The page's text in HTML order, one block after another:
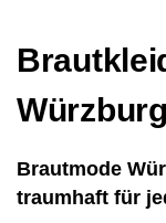
Würzburg
Brautmode
traumhaft für